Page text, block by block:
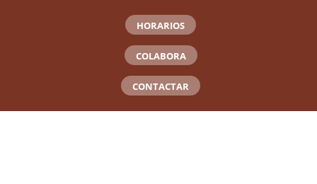
HORARIOS
COLABORA
CONTACTAR